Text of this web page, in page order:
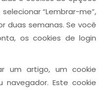
“Lembrar-me”,
duas semanas. Se você
os cookies de login
um artigo, um cookie
navegador. Este cookie